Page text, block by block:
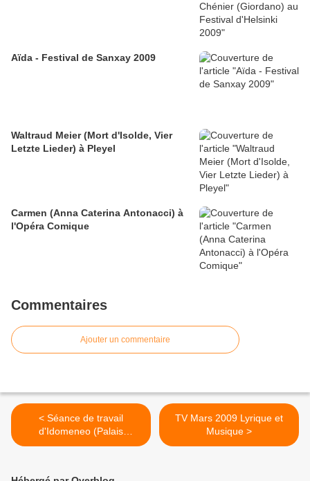
Aïda - Festival de Sanxay 2009
Waltraud Meier (Mort d'Isolde, Vier
Letzte Lieder) à Pleyel
Carmen (Anna Caterina Antonacci) à
l'Opéra Comique
Commentaires
Ajouter un commentaire
< Séance de travail
d'Idomeneo (Palais
Garnier)
TV Mars 2009 Lyrique et
Musique >